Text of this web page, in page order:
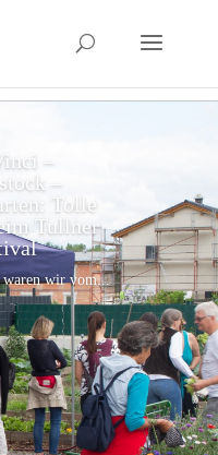
–
–
Tolle
Tullner
wir vom...